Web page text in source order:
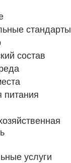
стандарты
состав
питания
услуги